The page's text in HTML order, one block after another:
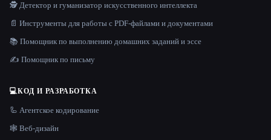
🕵️ Детектор и гуманизатор искусственного интеллекта
📄 Инструменты для работы с PDF-файлами и документами
📚 Помощник по выполнению домашних заданий и эссе
✍️ Помощник по письму
💻КОД И РАЗРАБОТКА
🦾 Агентское кодирование
🕸 Веб-дизайн